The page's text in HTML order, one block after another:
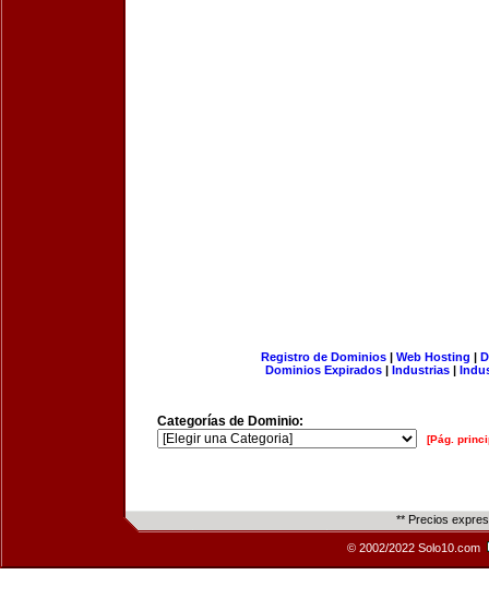
Registro de Dominios| Web Hosting |
Dominios Expirados | Industrias |
Categorías de Dominio:
[Pág.
** Precios
© 2002/2022 Solo10.com